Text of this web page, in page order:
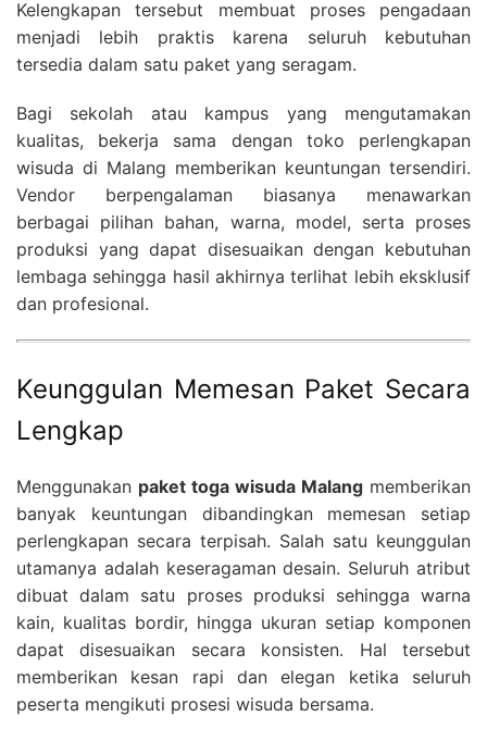
Kelengkapan tersebut membuat proses pengadaan
menjadi lebih praktis karena seluruh kebutuhan
tersedia dalam satu paket yang seragam.
Bagi sekolah atau kampus yang mengutamakan
kualitas, bekerja sama dengan toko perlengkapan
wisuda di Malang memberikan keuntungan tersendiri.
Vendor berpengalaman biasanya menawarkan
berbagai pilihan bahan, warna, model, serta proses
produksi yang dapat disesuaikan dengan kebutuhan
lembaga sehingga hasil akhirnya terlihat lebih eksklusif
dan profesional.
Keunggulan Memesan Paket Secara
Lengkap
Menggunakan paket toga wisuda Malang memberikan
banyak keuntungan dibandingkan memesan setiap
perlengkapan secara terpisah. Salah satu keunggulan
utamanya adalah keseragaman desain. Seluruh atribut
dibuat dalam satu proses produksi sehingga warna
kain, kualitas bordir, hingga ukuran setiap komponen
dapat disesuaikan secara konsisten. Hal tersebut
memberikan kesan rapi dan elegan ketika seluruh
peserta mengikuti prosesi wisuda bersama.